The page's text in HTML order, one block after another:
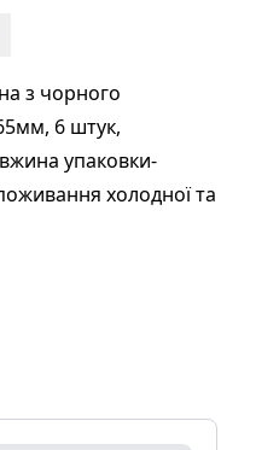
з чорного
6 штук,
упаковки-
холодної та